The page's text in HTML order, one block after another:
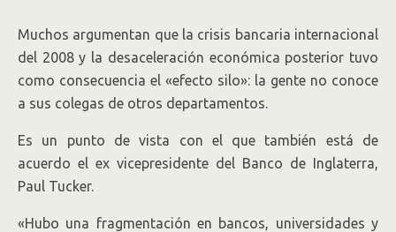
Muchos argumentan que la crisis bancaria internacional
del 2008 y la desaceleración económica posterior tuvo
como consecuencia el «efecto silo»: la gente no conoce
a sus colegas de otros departamentos.
Es un punto de vista con el que también está de
acuerdo el ex vicepresidente del Banco de Inglaterra,
Paul Tucker.
«Hubo una fragmentación en bancos, universidades y